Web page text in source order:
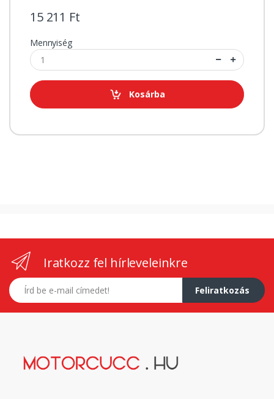
15 211 Ft
Mennyiség
Kosárba
Iratkozz fel hírleveleinkre
E-mail címed
Feliratkozás